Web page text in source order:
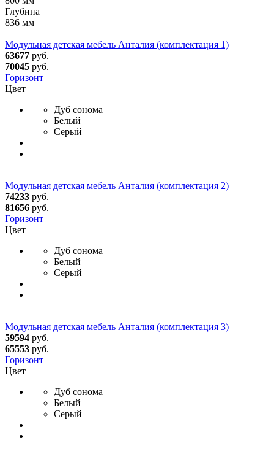
Глубина
836 мм
Модульная детская мебель Анталия (комплектация 1)
63677 руб.
70045 руб.
Горизонт
Цвет
Дуб сонома
Белый
Серый
Модульная детская мебель Анталия (комплектация 2)
74233 руб.
81656 руб.
Горизонт
Цвет
Дуб сонома
Белый
Серый
Модульная детская мебель Анталия (комплектация 3)
59594 руб.
65553 руб.
Горизонт
Цвет
Дуб сонома
Белый
Серый